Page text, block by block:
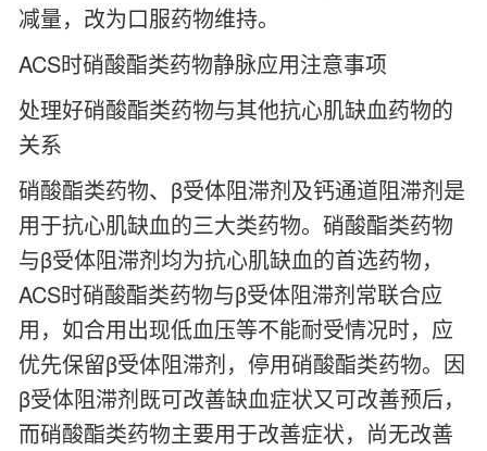
减量，改为口服药物维持。
ACS时硝酸酯类药物静脉应用注意事项
处理好硝酸酯类药物与其他抗心肌缺血药物的
关系
硝酸酯类药物、β受体阻滞剂及钙通道阻滞剂是
用于抗心肌缺血的三大类药物。硝酸酯类药物
与β受体阻滞剂均为抗心肌缺血的首选药物，
ACS时硝酸酯类药物与β受体阻滞剂常联合应
用，如合用出现低血压等不能耐受情况时，应
优先保留β受体阻滞剂，停用硝酸酯类药物。因
β受体阻滞剂既可改善缺血症状又可改善预后，
而硝酸酯类药物主要用于改善症状，尚无改善